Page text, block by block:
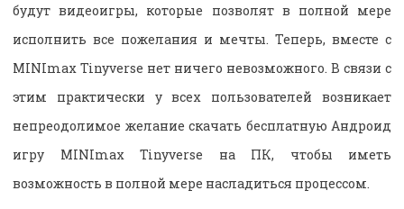
будут видеоигры, которые позволят в полной мере
исполнить все пожелания и мечты. Теперь, вместе с
MINImax Tinyverse нет ничего невозможного. В связи с
этим практически у всех пользователей возникает
непреодолимое желание скачать бесплатную Андроид
игру MINImax Tinyverse на ПК, чтобы иметь
возможность в полной мере насладиться процессом.